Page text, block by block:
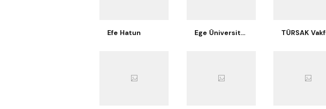
Efe Hatun Ege Üniversitesi İşletme Kulübü TÜRSAK